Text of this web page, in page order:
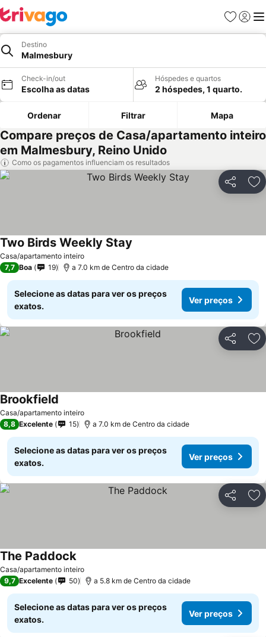
Favoritos
Iniciar
Destino
Malmesbury
Check-in/out
Escolha as datas
Hóspedes e quartos
2 hóspedes, 1 quarto.
Ordenar Filtrar Mapa
Compare preços de Casa/apartamento inteiro
em Malmesbury, Reino Unido
Como os pagamentos influenciam os resultados
Partilhar
Casa/apartamento inteiro
Two Birds Weekly Stay
7,7 Boa 19 a 7.0 km de Centro da cidade
Selecione as datas para ver os preços
exatos.
Ver preços
Partilhar
Casa/apartamento inteiro
Brookfield
8,8 Excelente 15 a 7.0 km de Centro da cidade
Selecione as datas para ver os preços
exatos.
Ver preços
Partilhar
Casa/apartamento inteiro
The Paddock
9,7 Excelente 50 a 5.8 km de Centro da cidade
Selecione as datas para ver os preços
exatos.
Ver preços